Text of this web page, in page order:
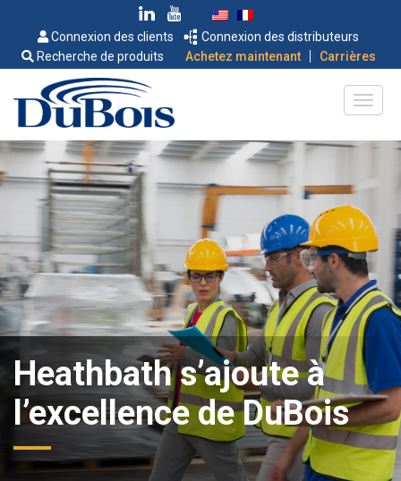
Connexion des clients
Connexion des distributeurs
Recherche de produits
Achetez maintenant | Carrières
Heathbath s’ajoute à
l’excellence de DuBois